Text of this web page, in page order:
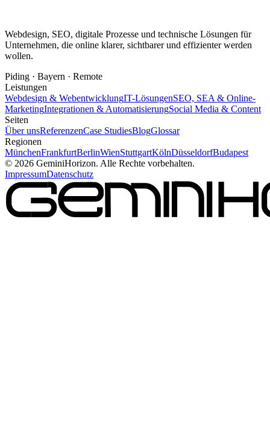
Webdesign, SEO, digitale Prozesse und technische Lösungen für
Unternehmen, die online klarer, sichtbarer und effizienter werden
wollen.
Piding · Bayern · Remote
Leistungen
Webdesign & WebentwicklungIT-LösungenSEO, SEA & Online-
MarketingIntegrationen & AutomatisierungSocial Media & Content
Seiten
Über unsReferenzenCase StudiesBlogGlossar
Regionen
MünchenFrankfurtBerlinWienStuttgartKölnDüsseldorfBudapest
© 2026 GeminiHorizon. Alle Rechte vorbehalten.
ImpressumDatenschutz